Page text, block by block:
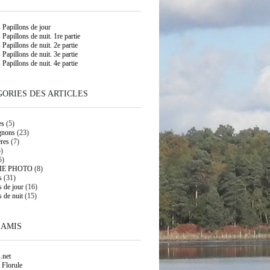
Papillons de jour
Papillons de nuit. 1re partie
Papillons de nuit. 2e partie
Papillons de nuit. 3e partie
Papillons de nuit. 4e partie
DES ARTICLES
(5)
(23)
(7)
PHOTO(8)
(31)
de jour(16)
de nuit(15)
Florule